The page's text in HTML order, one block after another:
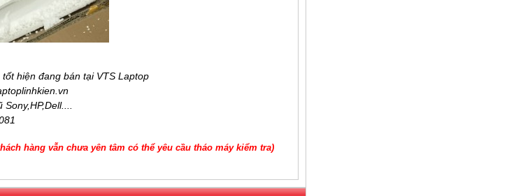
hiện đang bán tại VTS Laptop
hàng vẫn chưa yên tâm có thể yêu cầu tháo máy kiểm tra)